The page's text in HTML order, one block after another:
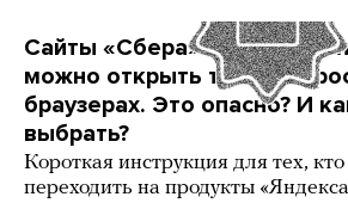
Сайты «Сбера» и других
можно открыть только в
браузерах. Это опасно? И
выбрать?
Короткая инструкция для тех, кто
переходить на продукты